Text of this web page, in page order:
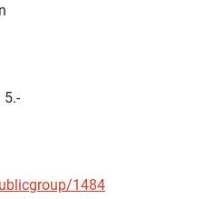
5.-
1484